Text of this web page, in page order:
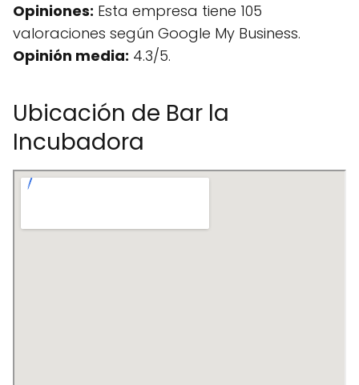
Opiniones: Esta empresa tiene 105
valoraciones según Google My Business.
Opinión media: 4.3/5.
Ubicación de Bar la
Incubadora